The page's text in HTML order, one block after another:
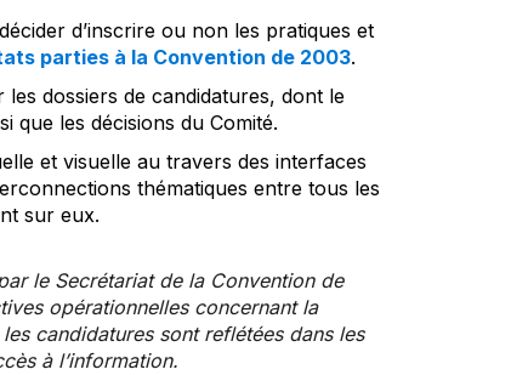
d’inscrire ou non les pratiques et
parties à la Convention de 2003.
dossiers de candidatures, dont le
que les décisions du Comité.
et visuelle au travers des interfaces
thématiques entre tous les
sur eux.
le Secrétariat de la Convention de
opérationnelles concernant la
candidatures sont reflétées dans les
à l’information.